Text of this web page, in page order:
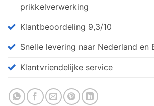
prikkelverwerking
Klantbeoordeling 9,3/10
Snelle levering naar Nederland en
Klantvriendelijke service